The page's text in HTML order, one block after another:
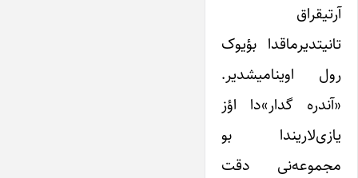
آرتیقراق
تانیتدیرماقدا بؤیوک
رول اوینامیشدیر.
«آندره گدار»دا اؤز
یازی‌‌لاریندا بو
مجموعه‌نی دقت